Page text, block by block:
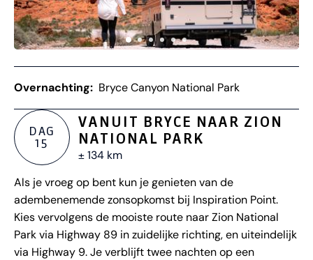
Overnachting: Bryce Canyon National Park
DAG
15
VANUIT BRYCE NAAR ZION
NATIONAL PARK
± 134 km
Als je vroeg op bent kun je genieten van de
adembenemende zonsopkomst bij Inspiration Point.
Kies vervolgens de mooiste route naar Zion National
Park via Highway 89 in zuidelijke richting, en uiteindelijk
via Highway 9. Je verblijft twee nachten op een